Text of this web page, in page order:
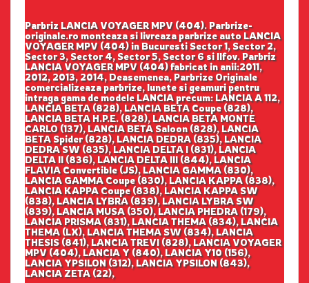
Parbriz LANCIA VOYAGER MPV (404). Parbrize-
originale.ro monteaza si livreaza parbrize auto LANCIA
VOYAGER MPV (404) in Bucuresti Sector 1, Sector 2,
Sector 3, Sector 4, Sector 5, Sector 6 si Ilfov. Parbriz
LANCIA VOYAGER MPV (404) fabricat in anii:2011,
2012, 2013, 2014, Deasemenea, Parbrize Originale
comercializeaza parbrize, lunete si geamuri pentru
intraga gama de modele LANCIA precum: LANCIA A 112,
LANCIA BETA (828), LANCIA BETA Coupe (828),
LANCIA BETA H.P.E. (828), LANCIA BETA MONTE
CARLO (137), LANCIA BETA Saloon (828), LANCIA
BETA Spider (828), LANCIA DEDRA (835), LANCIA
DEDRA SW (835), LANCIA DELTA I (831), LANCIA
DELTA II (836), LANCIA DELTA III (844), LANCIA
FLAVIA Convertible (JS), LANCIA GAMMA (830),
LANCIA GAMMA Coupe (830), LANCIA KAPPA (838),
LANCIA KAPPA Coupe (838), LANCIA KAPPA SW
(838), LANCIA LYBRA (839), LANCIA LYBRA SW
(839), LANCIA MUSA (350), LANCIA PHEDRA (179),
LANCIA PRISMA (831), LANCIA THEMA (834), LANCIA
THEMA (LX), LANCIA THEMA SW (834), LANCIA
THESIS (841), LANCIA TREVI (828), LANCIA VOYAGER
MPV (404), LANCIA Y (840), LANCIA Y10 (156),
LANCIA YPSILON (312), LANCIA YPSILON (843),
LANCIA ZETA (22),